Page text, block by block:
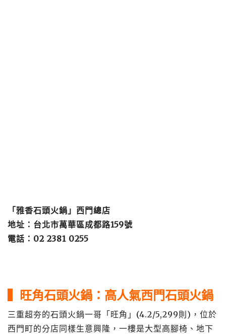
「雅香石頭火鍋」 西門總店
地址：台北市萬華區成都路159號
電話：02 2381 0255
▍旺角石頭火鍋：高人氣西門石頭火鍋
三重超夯的石頭火鍋一哥「旺角」(4.2/5,299則)，位於
西門町的分店同樣生意興隆，一樓是大型高腳椅、地下